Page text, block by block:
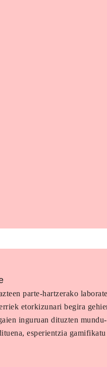
parte-hartzerako
etorkizunari begira
inguruan dituzten mundu-
esperientzia gamifikatu